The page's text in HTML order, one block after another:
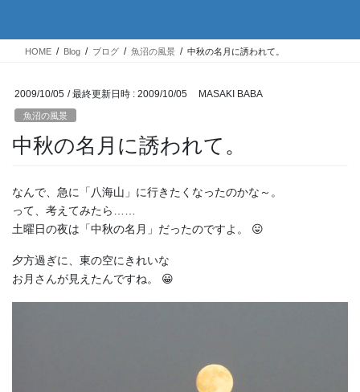
HOME Blog ブログ 魚沼の風景 中秋の名月に誘われて。
2009/10/05 / 最終更新日時 : 2009/10/05 MASAKI BABA
魚沼の風景
中秋の名月に誘われて。
なんで、急に「八海山」に行きたくなったのかな～。
って、考えてみたら……
土曜日の夜は「中秋の名月」だったのですよ。 😛
夕方過ぎに、東の空にきれいな
お月さんが見えたんですね。 😀